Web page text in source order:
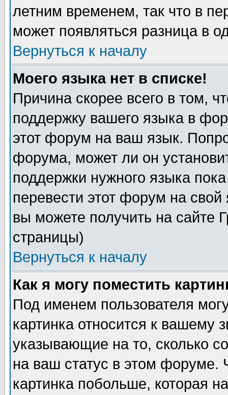
летним временем, так что в
может появляться разница в
Вернуться к началу
Моего языка нет в списке!
Причина скорее всего в том,
поддержку вашего языка в
этот форум на ваш язык.
форума, может ли он
поддержки нужного языка
перевести этот форум на
вы можете получить на сайте
страницы)
Вернуться к началу
Как я могу поместить
Под именем пользователя
картинка относится к вашему
указывающие на то, сколько
на ваш статус в этом форуме.
картинка побольше, которая